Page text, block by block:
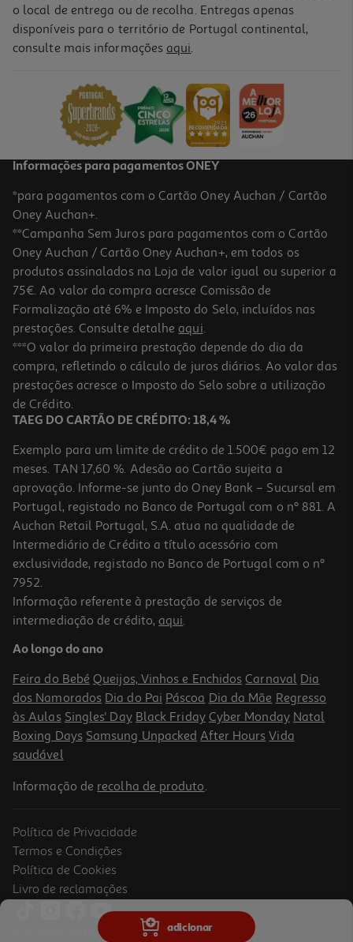
adicionar
Bolachas Cem Porcento Marinheiras 200g
4.8
Bolachas Cem Porcento Marinheiras Sem Sal 200g
14.45 €/Kg
2,89 €
Bolachas Cem Porcento Marinheiras Integrais 200g
14.45 €/Kg
2,89 €
Bolachas Cem Porcento Marinheiras Espelta 200g
o local de entrega ou de recolha. Entregas apenas
disponíveis para o território de Portugal continental,
consulte mais informações aqui.
Informações para pagamentos ONEY
*para pagamentos com o Cartão Oney Auchan / Cartão
Oney Auchan+.
**Campanha Sem Juros para pagamentos com o Cartão
Oney Auchan / Cartão Oney Auchan+, em todos os
produtos assinalados na Loja de valor igual ou superior a
75€. Ao valor da compra acresce Comissão de
Formalização até 6% e Imposto do Selo, incluídos nas
prestações. Consulte detalhe aqui.
***O valor da primeira prestação depende do dia da
compra, refletindo o cálculo de juros diários. Ao valor das
prestações acresce o Imposto do Selo sobre a utilização
de Crédito.
TAEG DO CARTÃO DE CRÉDITO: 18,4 %
Exemplo para um limite de crédito de 1.500€ pago em 12
meses. TAN 17,60 %. Adesão ao Cartão sujeita a
aprovação. Informe-se junto do Oney Bank – Sucursal em
Portugal, registado no Banco de Portugal com o nº 881. A
Auchan Retail Portugal, S.A. atua na qualidade de
Intermediário de Crédito a título acessório com
exclusividade, registado no Banco de Portugal com o nº
7952.
Informação referente à prestação de serviços de
intermediação de crédito, aqui.
Ao longo do ano
Feira do Bebé Queijos, Vinhos e Enchidos Carnaval Dia
dos Namorados Dia do Pai Páscoa Dia da Mãe Regresso
às Aulas Singles' Day Black Friday Cyber Monday Natal
Boxing Days Samsung Unpacked After Hours Vida
saudável
Informação de recolha de produto.
Política de Privacidade
Termos e Condições
Política de Cookies
Livro de reclamações
© Auchan Retail Portugal